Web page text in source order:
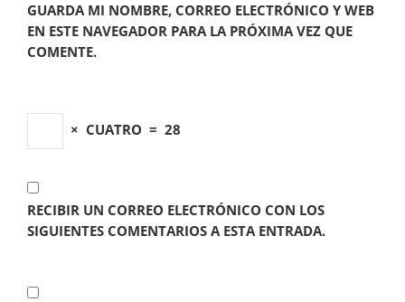
GUARDA MI NOMBRE, CORREO ELECTRÓNICO Y WEB
EN ESTE NAVEGADOR PARA LA PRÓXIMA VEZ QUE
COMENTE.
× CUATRO = 28
RECIBIR UN CORREO ELECTRÓNICO CON LOS
SIGUIENTES COMENTARIOS A ESTA ENTRADA.